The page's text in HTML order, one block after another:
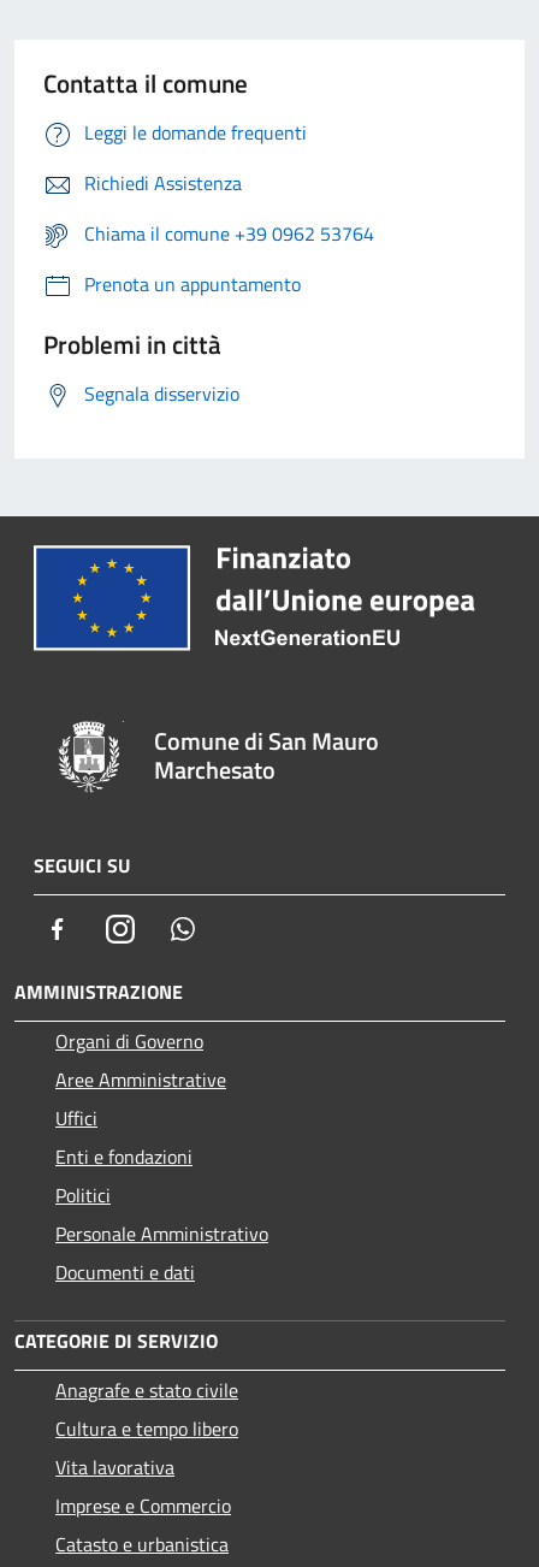
Contatta il comune
Leggi le domande frequenti
Richiedi Assistenza
Chiama il comune +39 0962 53764
Prenota un appuntamento
Problemi in città
Segnala disservizio
Comune di San Mauro
Marchesato
SEGUICI SU
FacebookInstagram
AMMINISTRAZIONE
Organi di Governo
Aree Amministrative
Uffici
Enti e fondazioni
Politici
Personale Amministrativo
Documenti e dati
CATEGORIE DI SERVIZIO
Anagrafe e stato civile
Cultura e tempo libero
Vita lavorativa
Imprese e Commercio
Catasto e urbanistica